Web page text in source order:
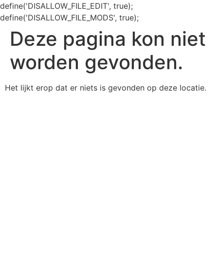
define('DISALLOW_FILE_EDIT', true);
define('DISALLOW_FILE_MODS', true);
Deze pagina kon niet
worden gevonden.
Het lijkt erop dat er niets is gevonden op deze locatie.